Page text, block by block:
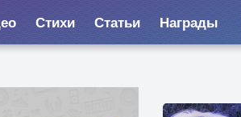
Стихи Статьи Награды